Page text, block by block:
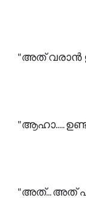
"അത് വരാൻ
"ആഹാ.....
"അത്... അത്